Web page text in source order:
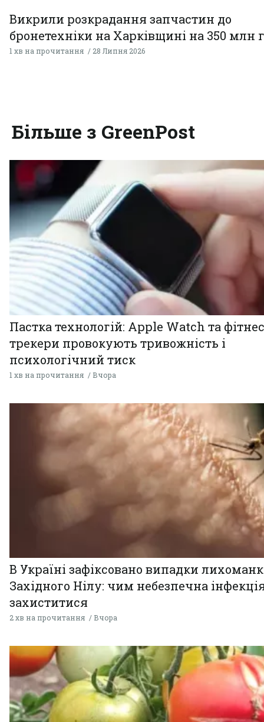
Викрили розкрадання запчастин до
бронетехніки на Харківщині на 350 млн
1 хв на прочитання 28 Липня 2026
Більше з GreenPost
Пастка технологій: Apple Watch та
трекери провокують тривожність і
психологічний тиск
1 хв на прочитання Вчора
В Україні зафіксовано випадки
Західного Нілу: чим небезпечна
захиститися
2 хв на прочитання Вчора